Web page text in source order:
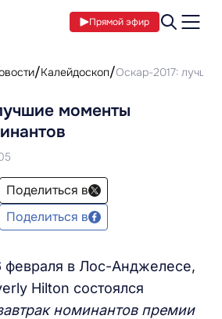
Прямой эфир
Калейдоскоп Оскар-2017:
моменты
Поделиться в
Поделиться в
в Лос-Анджелесе,
Hilton состоялся
номинантов премии